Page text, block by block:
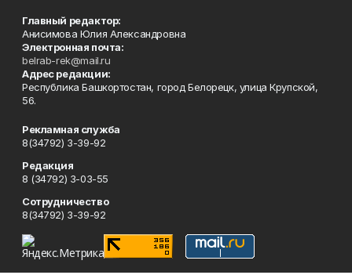
Главный редактор:
Анисимова Юлия Александровна
Электронная почта:
belrab-rek@mail.ru
Адрес редакции:
Республика Башкортостан, город Белорецк, улица Крупской,
56.
Рекламная служба
8(34792) 3-39-92
Редакция
8 (34792) 3-03-55
Сотрудничество
8(34792) 3-39-92